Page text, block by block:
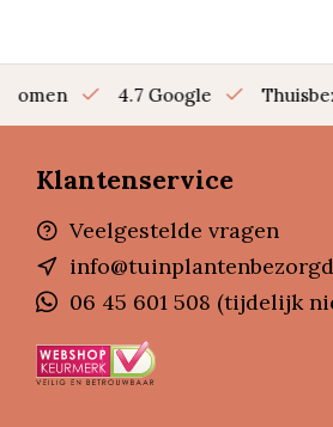
bomen 4.7 Google
Klantenservice
Veelgestelde vragen
06 45 601 508 (tijdelijk